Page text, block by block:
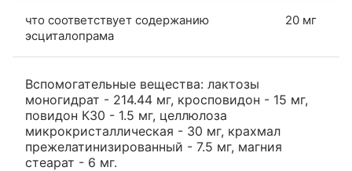
что соответствует содержанию
эсциталопрама
20 мг
Вспомогательные вещества: лактозы
моногидрат - 214.44 мг, кросповидон - 15 мг,
повидон К30 - 1.5 мг, целлюлоза
микрокристаллическая - 30 мг, крахмал
прежелатинизированный - 7.5 мг, магния
стеарат - 6 мг.